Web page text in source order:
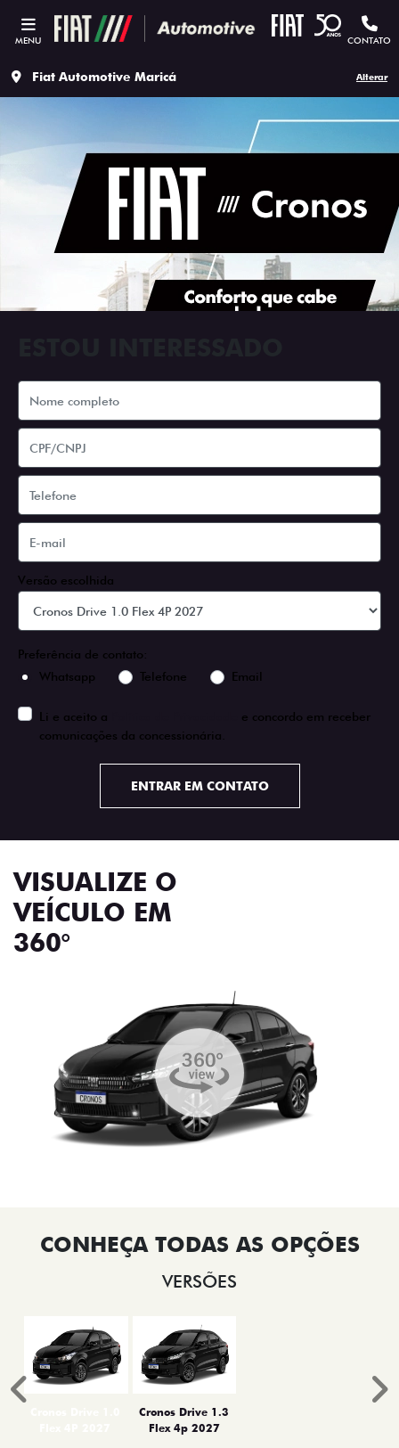
MENU CONTATO
Fiat Automotive Maricá Alterar
Versão escolhida
Preferência de contato:
Whatsapp
Telefone Email
Li e aceito a
e concordo em receber
comunicações da concessionária.
ENTRAR EM CONTATO
VISUALIZE O
VEÍCULO EM
360°
VERSÕES
Cronos Drive 1.3
Flex 4p 2027
Anterior